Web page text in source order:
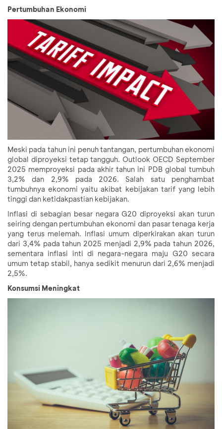
Pertumbuhan Ekonomi
Meski pada tahun ini penuh tantangan, pertumbuhan ekonomi
global diproyeksi tetap tangguh. Outlook OECD September
2025 memproyeksi pada akhir tahun ini PDB global tumbuh
3,2% dan 2,9% pada 2026. Salah satu penghambat
tumbuhnya ekonomi yaitu akibat kebijakan tarif yang lebih
tinggi dan ketidakpastian kebijakan.
Inflasi di sebagian besar negara G20 diproyeksi akan turun
seiring dengan pertumbuhan ekonomi dan pasar tenaga kerja
yang terus melemah. Inflasi umum diperkirakan akan turun
dari 3,4% pada tahun 2025 menjadi 2,9% pada tahun 2026,
sementara inflasi inti di negara-negara maju G20 secara
umum tetap stabil, hanya sedikit menurun dari 2,6% menjadi
2,5%.
Konsumsi Meningkat